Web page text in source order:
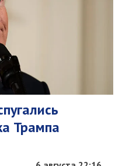
Трампа